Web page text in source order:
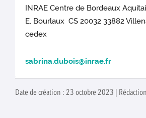
INRAE Centre de Bordeaux
E. Bourlaux CS 20032 33882
cedex
sabrina.dubois@inrae.fr
Date de création : 23 octobre 2023 |